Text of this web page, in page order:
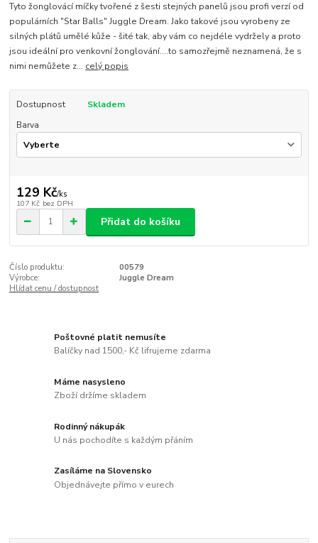
Tyto žonglovácí míčky tvořené z šesti stejných panelů jsou profi verzí od
populárních "Star Balls" Juggle Dream. Jako takové jsou vyrobeny ze
silných plátů umělé kůže - šité tak, aby vám co nejdéle vydržely a proto
jsou ideální pro venkovní žonglování....to samozřejmě neznamená, že s
nimi nemůžete z... celý popis
Dostupnost
Skladem
Barva
129 Kč/ks
107 Kč bez DPH
Přidat do košíku
Číslo produktu:
00579
Výrobce:
Juggle Dream
Hlídat cenu / dostupnost
Poštovné platit nemusíte
Balíčky nad 1500,- Kč lifrujeme zdarma
Máme nasysleno
Zboží držíme skladem
Rodinný nákupák
U nás pochodíte s každým přáním
Zasíláme na Slovensko
Objednávejte přímo v eurech